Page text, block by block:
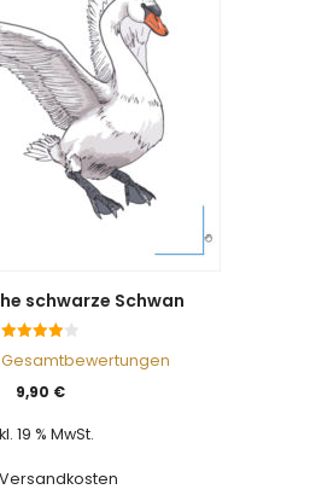
schwarze Schwan
von 5
9,90 €
19 % MwSt.